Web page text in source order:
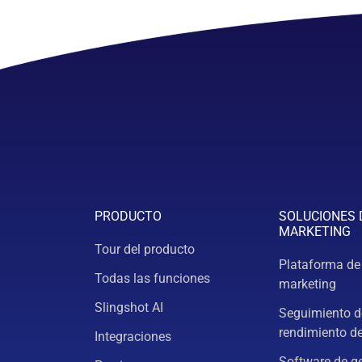
PRODUCTO
Tour del producto
Todas las funciones
Slingshot AI
Integraciones
SOLUCIONES
MARKETING
Plataforma
marketing
Seguimiento
rendimiento